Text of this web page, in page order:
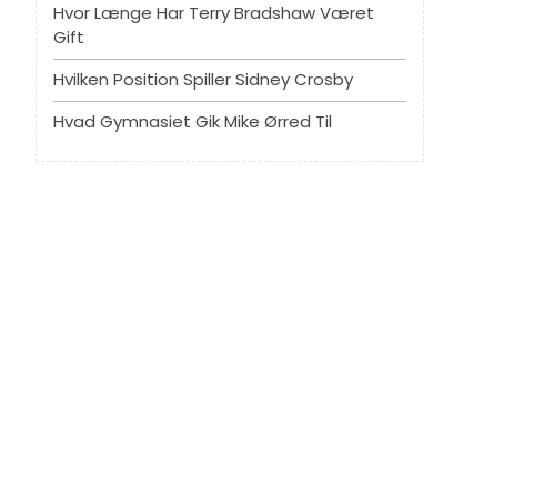
Hvor Længe Har Terry Bradshaw Været
Gift
Hvilken Position Spiller Sidney Crosby
Hvad Gymnasiet Gik Mike Ørred Til